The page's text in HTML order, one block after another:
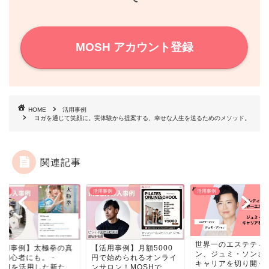
MOSH アカウント登録
HOME
活用事例
ヨガを通じて笑顔に。実体験から提案する、幸せな人生を送るためのメソッド。
関連記事
用事例】太極拳の真
初心者にも。 -
を活用した新た...
活用事例
【活用事例】月額5000
円で始められるオンライ
ンサロン！MOSHで...
活用事例
世界一のエステティ
ン、ジュミ・ソンさ
キャリアを切り開く